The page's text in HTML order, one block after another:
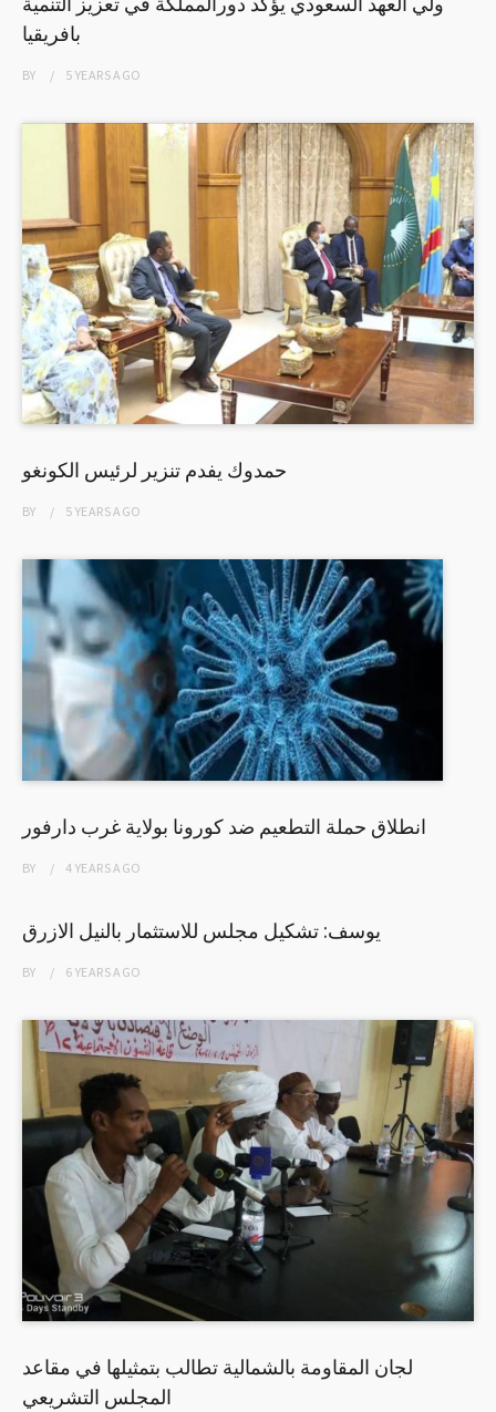
بافريقيا
BY 5 YEARSAGO
حمدوك يفدم تنزير لرئيس الكونغو
BY 5 YEARSAGO
انطلاق حملة التطعيم ضد كورونا بولاية غرب دارفور
BY 4 YEARSAGO
يوسف: تشكيل مجلس للاستثمار بالنيل الازرق
BY 6 YEARSAGO
لجان المقاومة بالشمالية تطالب بتمثيلها في مقاعد
المجلس التشريعي